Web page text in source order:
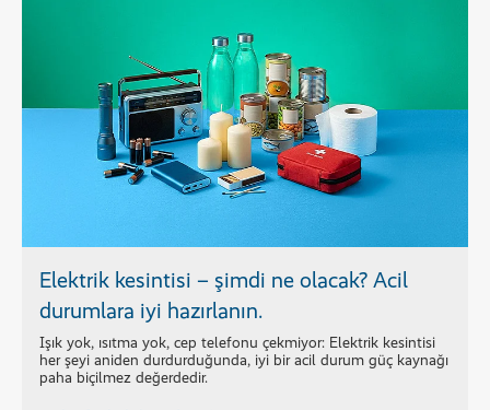
Elektrik kesintisi – şimdi ne olacak? Acil
durumlara iyi hazırlanın.
Işık yok, ısıtma yok, cep telefonu çekmiyor: Elektrik kesintisi
her şeyi aniden durdurduğunda, iyi bir acil durum güç kaynağı
paha biçilmez değerdedir.